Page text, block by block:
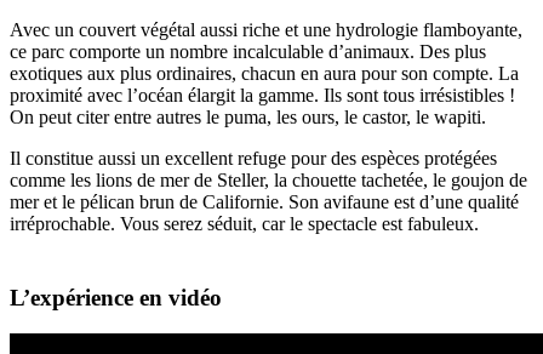
Avec un couvert végétal aussi riche et une hydrologie flamboyante,
ce parc comporte un nombre incalculable d’animaux. Des plus
exotiques aux plus ordinaires, chacun en aura pour son compte. La
proximité avec l’océan élargit la gamme. Ils sont tous irrésistibles !
On peut citer entre autres le puma, les ours, le castor, le wapiti.
Il constitue aussi un excellent refuge pour des espèces protégées
comme les lions de mer de Steller, la chouette tachetée, le goujon de
mer et le pélican brun de Californie. Son avifaune est d’une qualité
irréprochable. Vous serez séduit, car le spectacle est fabuleux.
L’expérience en vidéo